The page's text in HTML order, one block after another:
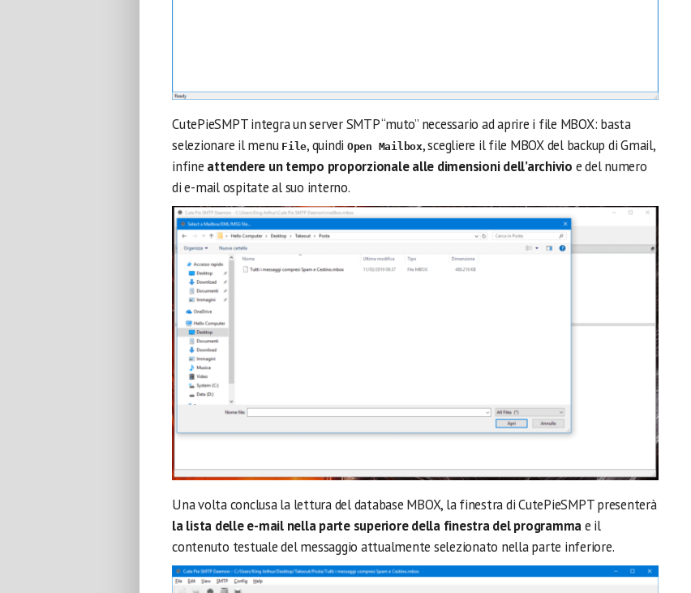
CutePieSMPT integra un server SMTP “muto” necessario ad aprire i file MBOX: basta
selezionare il menu File, quindi Open Mailbox, scegliere il file MBOX del backup di Gmail,
infine attendere un tempo proporzionale alle dimensioni dell’archivio e del numero
di e-mail ospitate al suo interno.
Una volta conclusa la lettura del database MBOX, la finestra di CutePieSMPT presenterà
la lista delle e-mail nella parte superiore della finestra del programmae il
contenuto testuale del messaggio attualmente selezionato nella parte inferiore.